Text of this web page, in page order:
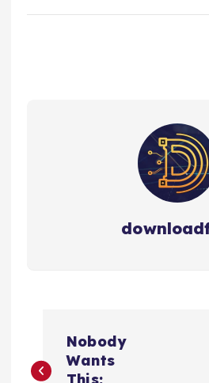
e
Nobody
Wants
This: